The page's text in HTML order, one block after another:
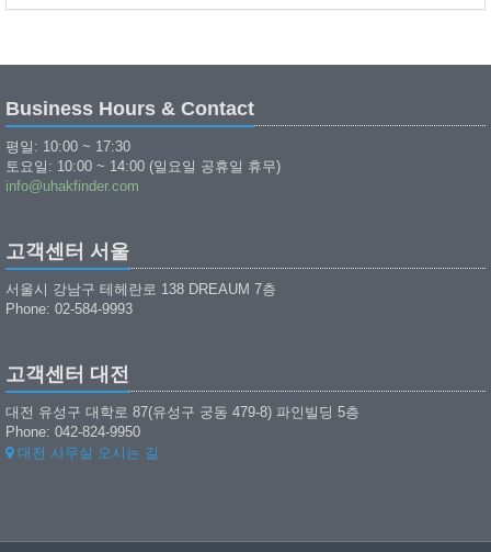
Business Hours & Contact
평일: 10:00 ~ 17:30
토요일: 10:00 ~ 14:00 (일요일 공휴일 휴무)
info@uhakfinder.com
고객센터 서울
서울시 강남구 테헤란로 138 DREAUM 7층
Phone: 02-584-9993
고객센터 대전
대전 유성구 대학로 87(유성구 궁동 479-8) 파인빌딩 5층
Phone: 042-824-9950
대전 사무실 오시는 길